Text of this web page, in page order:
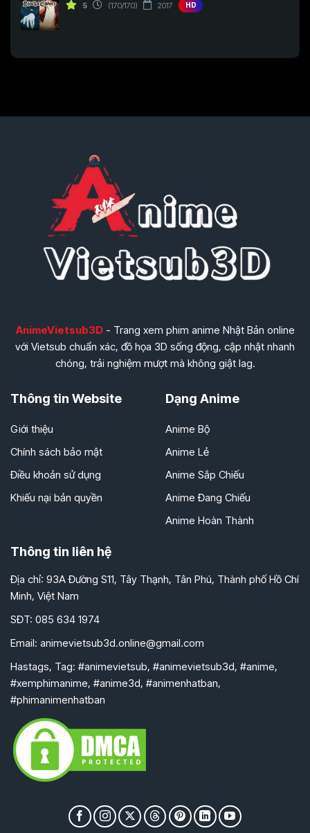
5 (170/170) 2017 HD
AnimeVietsub3D- Trang xem phim anime Nhật Bản online
với Vietsub chuẩn xác, đồ họa 3D sống động, cập nhật nhanh
chóng, trải nghiệm mượt mà không giật lag.
Thông tin Website
Giới thiệu
Chính sách bảo mật
Điều khoản sử dụng
Khiếu nại bản quyền
Dạng Anime
Anime Bộ
Anime Lẻ
Anime Sắp Chiếu
Anime Đang Chiếu
Anime Hoàn Thành
Thông tin liên hệ
Địa chỉ: 93A Đường S11, Tây Thạnh, Tân Phú, Thành phố Hồ Chí
Minh, Việt Nam
SĐT: 085 634 1974
Email: animevietsub3d.online@gmail.com
Hastags, Tag: #animevietsub, #animevietsub3d, #anime,
#xemphimanime, #anime3d, #animenhatban,
#phimanimenhatban